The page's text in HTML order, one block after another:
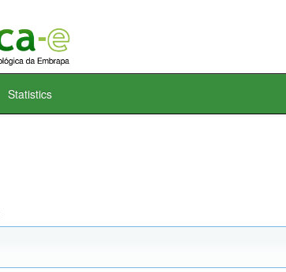
Statistics